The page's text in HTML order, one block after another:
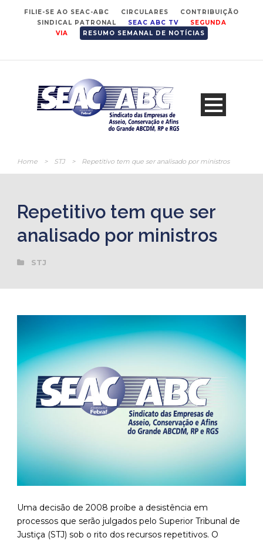
FILIE-SE AO SEAC-ABC CIRCULARES
CONTRIBUIÇÃO
SINDICAL PATRONAL
SEAC ABC TV
SEGUNDA
VIA
RESUMO SEMANAL DE NOTÍCIAS
Home > STJ > Repetitivo tem que ser analisado por ministros
Repetitivo tem que ser
analisado por ministros
STJ
Uma decisão de 2008 proíbe a desistência em
processos que serão julgados pelo Superior Tribunal de
Justiça (STJ) sob o rito dos recursos repetitivos. O